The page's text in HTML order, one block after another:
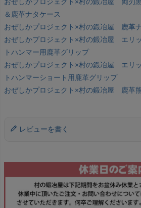
おぜしかプロジェクト×村の鍛冶屋 両刃
＆鹿革ナタケース
おぜしかプロジェクト×村の鍛冶屋 鹿革
おぜしかプロジェクト×村の鍛冶屋 エリ
トハンマー用鹿革グリップ
おぜしかプロジェクト×村の鍛冶屋 エリ
トハンマーショート用鹿革グリップ
おぜしかプロジェクト×村の鍛冶屋 鹿革
レビューを書く